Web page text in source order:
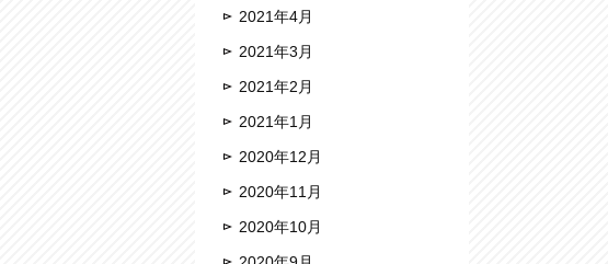
2021年4月
2021年3月
2021年2月
2021年1月
2020年12月
2020年11月
2020年10月